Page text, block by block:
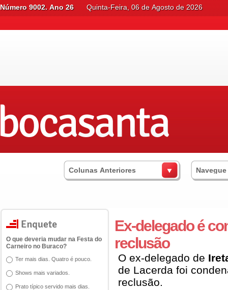
Número 9002. Ano 26 Quinta-Feira, 06 de Agosto de 2026
Colunas Anteriores
O que deveria mudar na Festa do
Carneiro no Buraco?
Ter mais dias. Quatro é pouco.
Shows mais variados.
Prato típico servido mais dias.
Ex-delegado é
reclusão
O ex-delegado de
de Lacerda foi
reclusão.